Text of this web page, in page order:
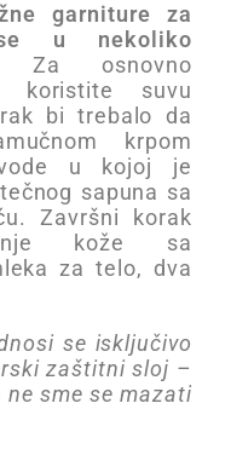
garniture za
u nekoliko
Za osnovno
koristite suvu
bi trebalo da
krpom
u kojoj je
sapuna sa
Završni korak
kože sa
za telo, dva
se isključivo
zaštitni sloj –
sme se mazati